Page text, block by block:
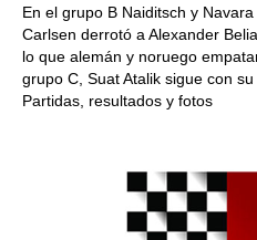
En el grupo B Naiditsch y
Carlsen derrotó a Alexander
lo que alemán y noruego
grupo C, Suat Atalik sigue con
Partidas, resultados y fotos